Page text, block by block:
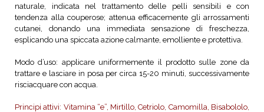
naturale, indicata nel trattamento delle pelli sensibili e con
tendenza alla couperose; attenua efficacemente gli arrossamenti
cutanei, donando una immediata sensazione di freschezza,
esplicando una spiccata azione calmante, emolliente e protettiva.
Modo d’uso: applicare uniformemente il prodotto sulle zone da
trattare e lasciare in posa per circa 15-20 minuti, successivamente
risciacquare con acqua.
Principi attivi: Vitamina “e”, Mirtillo, Cetriolo, Camomilla, Bisabololo,